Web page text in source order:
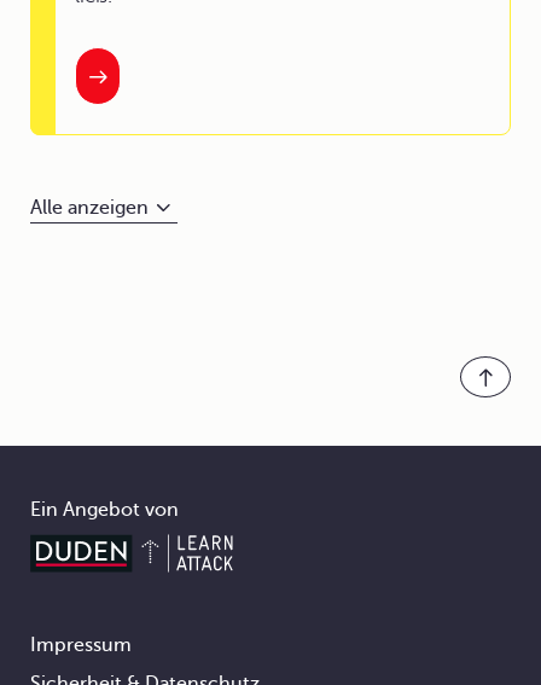
Alle anzeigen
Ein Angebot von
Footer
Impressum